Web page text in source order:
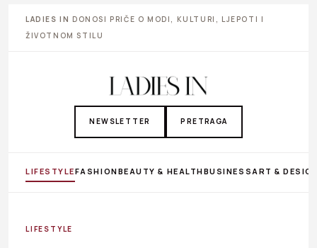
LADIES IN DONOSI PRIČE O MODI, KULTURI, LJEPOTI I
ŽIVOTNOM STILU
NEWSLETTER PRETRAGA
LIFESTYLEFASHIONBEAUTY & HEALTHBUSINESS ART &
LIFESTYLE